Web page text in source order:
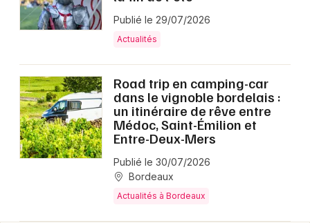
Publié le 29/07/2026
Actualités
Road trip en camping-car
dans le vignoble bordelais :
un itinéraire de rêve entre
Médoc, Saint-Émilion et
Entre-Deux-Mers
Publié le 30/07/2026
Bordeaux
Actualités à Bordeaux